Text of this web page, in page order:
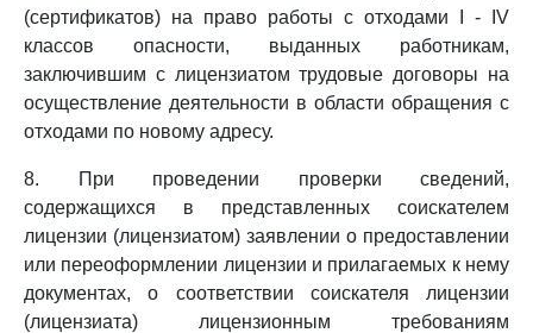
(сертификатов) на право работы с отходами I - IV
классов опасности, выданных работникам,
заключившим с лицензиатом трудовые договоры на
осуществление деятельности в области обращения с
отходами по новому адресу.
8. При проведении проверки сведений,
содержащихся в представленных соискателем
лицензии (лицензиатом) заявлении о предоставлении
или переоформлении лицензии и прилагаемых к нему
документах, о соответствии соискателя лицензии
(лицензиата) лицензионным требованиям